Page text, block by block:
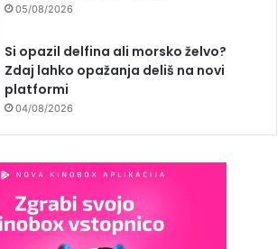
05/08/2026
Si opazil delfina ali morsko želvo?
Zdaj lahko opažanja deliš na novi
platformi
04/08/2026